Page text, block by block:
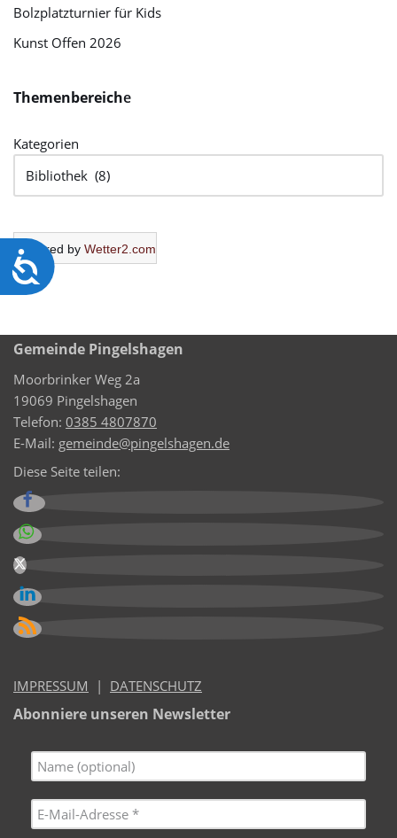
Barrierefreiheit
Bolzplatzturnier für Kids
Kunst Offen 2026
Themenbereiche
Kategorien
Powered by Wetter2.com
Gemeinde Pingelshagen
Moorbrinker Weg 2a
19069 Pingelshagen
Telefon: 0385 4807870
E-Mail: gemeinde@pingelshagen.de
Diese Seite teilen:
IMPRESSUM | DATENSCHUTZ
Abonniere unseren Newsletter